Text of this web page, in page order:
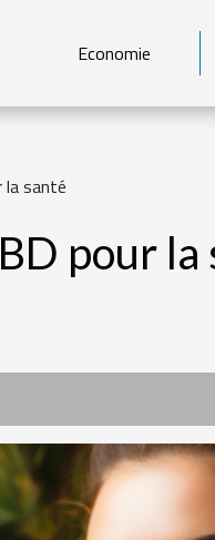
Economie
la santé
pour la